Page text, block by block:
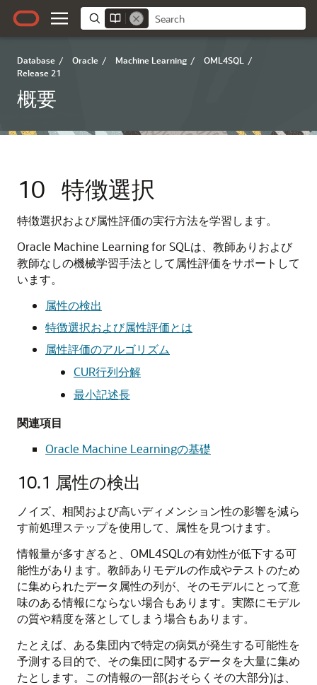
Database / Oracle / Machine Learning / OML4SQL
/
Release 21
概要
10 特徴選択
特徴選択および属性評価の実行方法を学習します。
Oracle Machine Learning for SQL は、教師ありおよび
教師なしの機械学習手法として属性評価をサポートして
います。
属性の検出
特徴選択および属性評価とは
属性評価のアルゴリズム
CUR行列分解
最小記述長
関連項目
Oracle Machine Learningの基礎
10.1 属性の検出
ノイズ、相関および高いディメンション性の影響を減ら
す前処理ステップを使用して、属性を見つけます。
情報量が多すぎると、 OML4SQL の有効性が低下する可
能性があります。教師ありモデルの作成やテストのため
に集められたデータ属性の列が、そのモデルにとって意
味のある情報にならない場合もあります。実際にモデル
の質や精度を落としてしまう場合もあります。
たとえば、ある集団内で特定の病気が発生する可能性を
予測する目的で、その集団に関するデータを大量に集め
たとします。この情報の一部(おそらくその大部分)は、